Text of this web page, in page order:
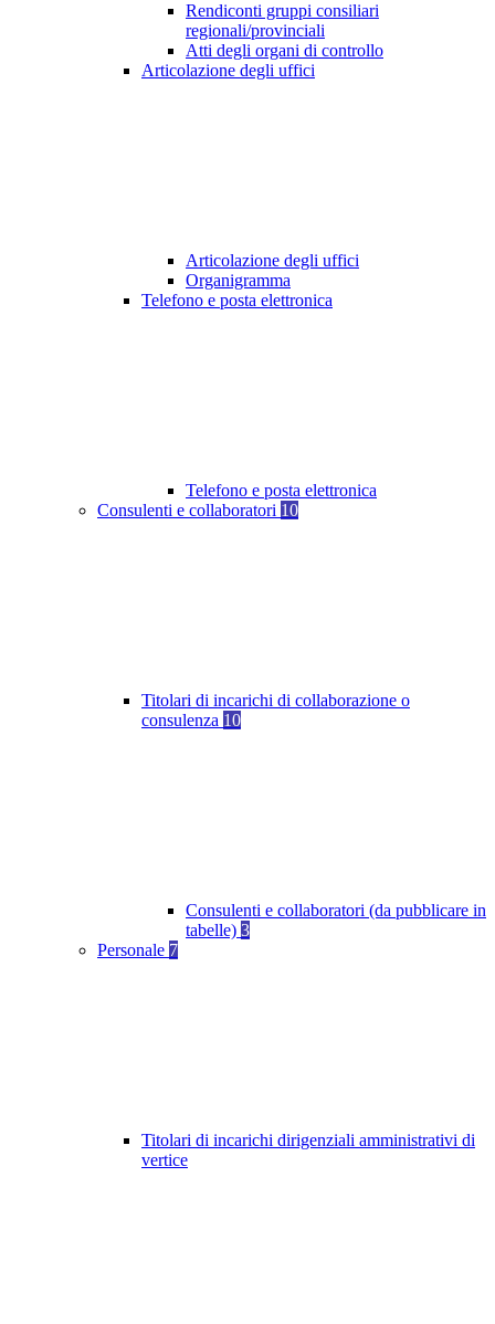
Rendiconti gruppi consiliari
regionali/provinciali
Atti degli organi di controllo
Articolazione degli uffici
Articolazione degli uffici
Organigramma
Telefono e posta elettronica
Telefono e posta elettronica
Consulenti e collaboratori 10
Titolari di incarichi di collaborazione o
consulenza 10
Consulenti e collaboratori (da pubblicare in
tabelle) 3
Personale 7
Titolari di incarichi dirigenziali amministrativi di
vertice